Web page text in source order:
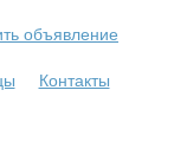
объявление
Контакты